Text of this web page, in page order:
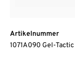
Artikelnummer
1071A090 Gel-